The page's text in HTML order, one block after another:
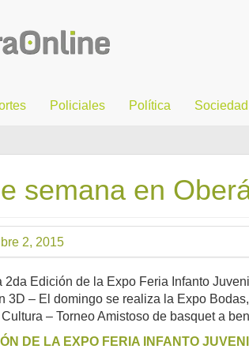
Policiales Política Sociedad
semana en
2, 2015
2da Edición de la Expo Feria Infanto
3D – El domingo se realiza la Expo
– Torneo Amistoso de basquet a
DE LA EXPO FERIA INFANTO